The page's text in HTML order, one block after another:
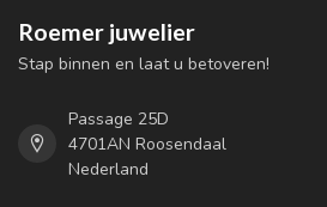
Roemer juwelier
Stap binnen en laat u betoveren!
Passage 25D
4701AN Roosendaal
Nederland